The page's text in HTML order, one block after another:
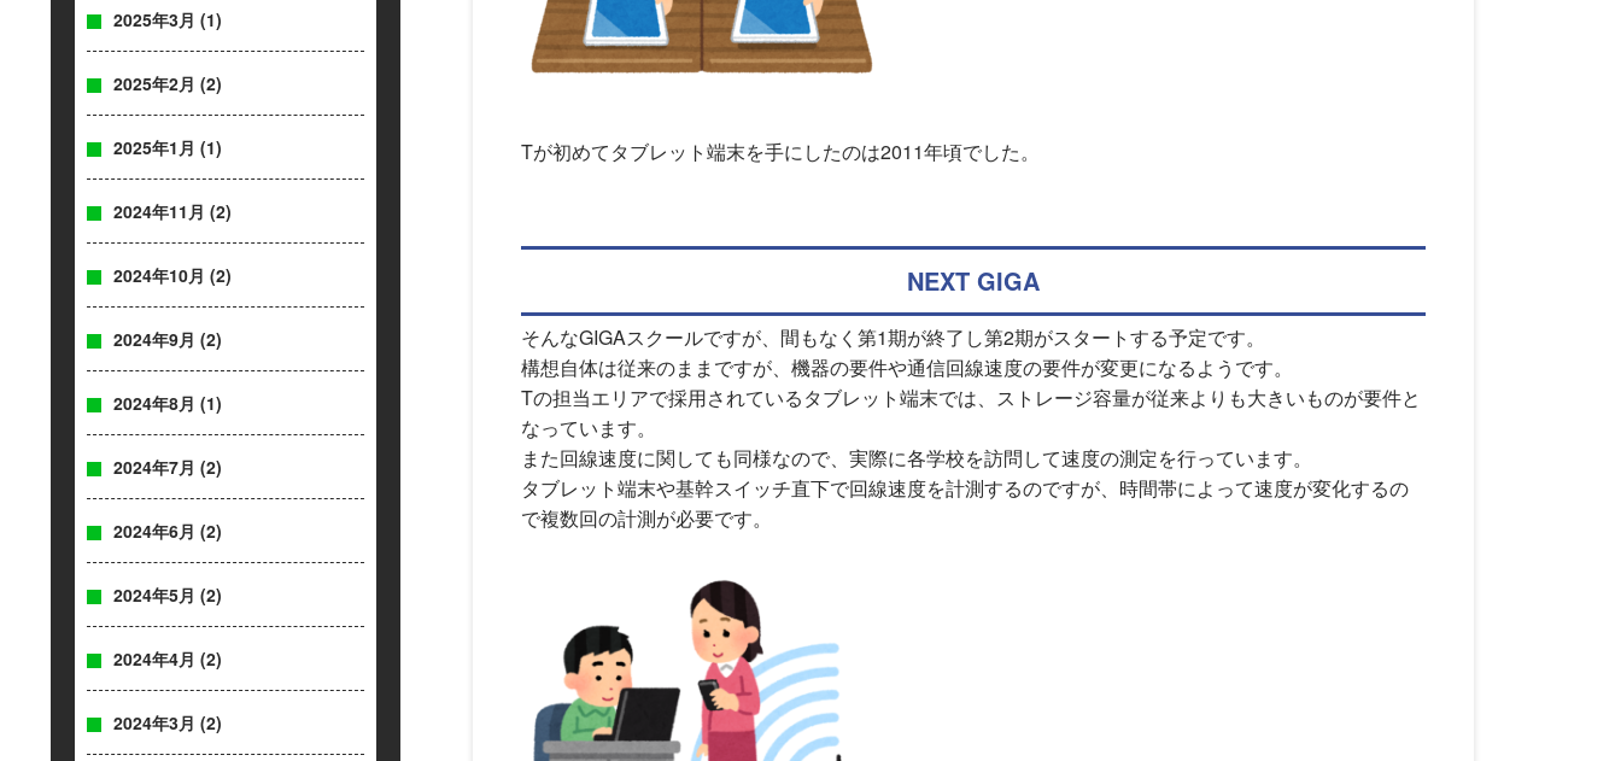
2025年3月 (1)
2025年2月 (2)
2025年1月 (1)
2024年11月 (2)
2024年10月 (2)
2024年9月 (2)
2024年8月 (1)
2024年7月 (2)
2024年6月 (2)
2024年5月 (2)
2024年4月 (2)
2024年3月 (2)
Tが初めてタブレット端末を手にしたのは2011年頃でした。
NEXT GIGA
そんなGIGAスクールですが、間もなく第1期が終了し第2期がスタートする予定です。
構想自体は従来のままですが、機器の要件や通信回線速度の要件が変更になるようです。
Tの担当エリアで採用されているタブレット端末では、ストレージ容量が従来よりも大きいものが要件と
なっています。
また回線速度に関しても同様なので、実際に各学校を訪問して速度の測定を行っています。
タブレット端末や基幹スイッチ直下で回線速度を計測するのですが、時間帯によって速度が変化するの
で複数回の計測が必要です。